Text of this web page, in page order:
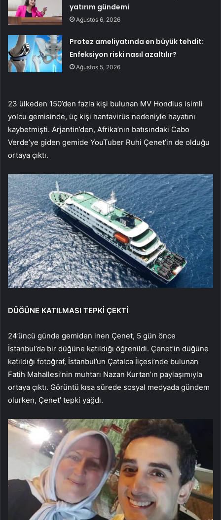
yatırım gündemi
Ağustos 6, 2026
Protez ameliyatında en büyük tehdit:
Enfeksiyon riski nasıl azaltılır?
Ağustos 5, 2026
23 ülkeden 150’den fazla kişi bulunan MV Hondius isimli
yolcu gemisinde, üç kişi hantavirüs nedeniyle hayatını
kaybetmişti. Arjantin’den, Afrika’nın batısındaki Cabo
Verde’ye giden gemide YouTuber Ruhi Çenet’in de olduğu
ortaya çıktı.
DÜĞÜNE KATILMASI TEPKİ ÇEKTİ
24’üncü günde gemiden inen Çenet, 5 gün önce
İstanbul’da bir düğüne katıldığı öğrenildi. Çenet’in düğüne
katıldığı fotoğraf, İstanbul’un Çatalca İlçesi’nde bulunan
Fatih Mahallesi’nin muhtarı Nazan Kurtan’ın paylaşımıyla
ortaya çıktı. Görüntü kısa sürede sosyal medyada gündem
olurken, Çenet’ tepki yağdı.